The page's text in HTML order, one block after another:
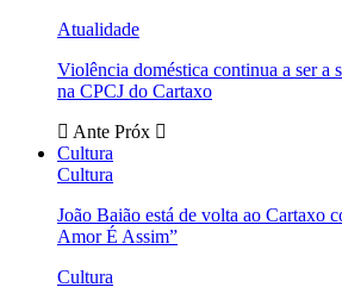
Atualidade
Violência doméstica continua a ser a
na CPCJ do Cartaxo
Ante Próx
Cultura
Cultura
João Baião está de volta ao Cartaxo
Amor É Assim”
Cultura